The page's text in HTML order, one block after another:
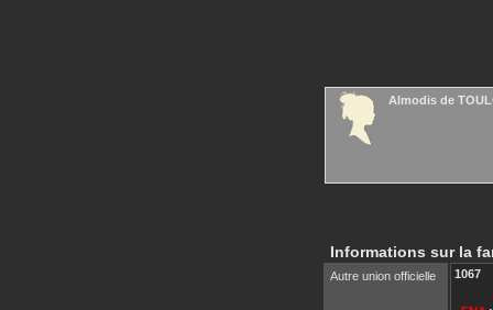
Almodis de
Informations sur la
Autre union officielle 1067